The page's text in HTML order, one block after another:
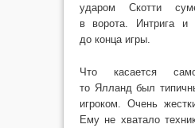
ударом Скотти
в ворота. Интрига и
до конца игры.
Что касается
то Ялланд был
игроком. Очень
Ему не хватало